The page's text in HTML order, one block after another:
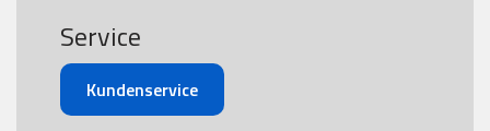
Service
Kundenservice